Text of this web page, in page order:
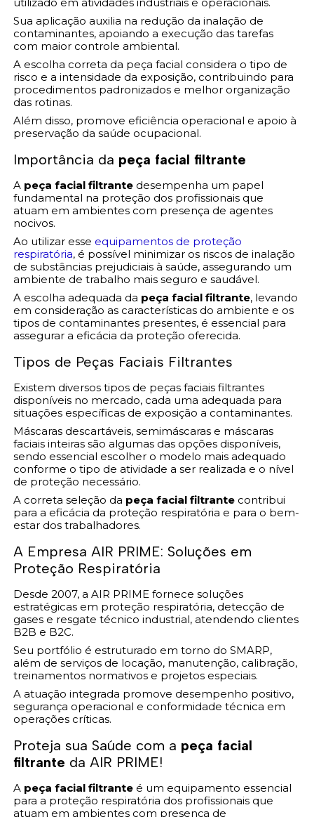
Sua aplicação auxilia na redução da inalação de
contaminantes, apoiando a execução das tarefas
com maior controle ambiental.
A escolha correta da peça facial considera o tipo de
risco e a intensidade da exposição, contribuindo para
procedimentos padronizados e melhor organização
das rotinas.
Além disso, promove eficiência operacional e apoio à
preservação da saúde ocupacional.
Importância da peça facial filtrante
A peça facial filtrante desempenha um papel
fundamental na proteção dos profissionais que
atuam em ambientes com presença de agentes
nocivos.
Ao utilizar esse equipamentos de proteção
respiratória, é possível minimizar os riscos de inalação
de substâncias prejudiciais à saúde, assegurando um
ambiente de trabalho mais seguro e saudável.
A escolha adequada da peça facial filtrante, levando
em consideração as características do ambiente e os
tipos de contaminantes presentes, é essencial para
assegurar a eficácia da proteção oferecida.
Tipos de Peças Faciais Filtrantes
Existem diversos tipos de peças faciais filtrantes
disponíveis no mercado, cada uma adequada para
situações específicas de exposição a contaminantes.
Máscaras descartáveis, semimáscaras e máscaras
faciais inteiras são algumas das opções disponíveis,
sendo essencial escolher o modelo mais adequado
conforme o tipo de atividade a ser realizada e o nível
de proteção necessário.
A correta seleção da peça facial filtrante contribui
para a eficácia da proteção respiratória e para o bem-
estar dos trabalhadores.
A Empresa AIR PRIME: Soluções em
Proteção Respiratória
Desde 2007, a AIR PRIME fornece soluções
estratégicas em proteção respiratória, detecção de
gases e resgate técnico industrial, atendendo clientes
B2B e B2C.
Seu portfólio é estruturado em torno do SMARP,
além de serviços de locação, manutenção, calibração,
treinamentos normativos e projetos especiais.
A atuação integrada promove desempenho positivo,
segurança operacional e conformidade técnica em
operações críticas.
Proteja sua Saúde com a peça facial
filtrante da AIR PRIME!
A peça facial filtrante é um equipamento essencial
para a proteção respiratória dos profissionais que
atuam em ambientes com presença de